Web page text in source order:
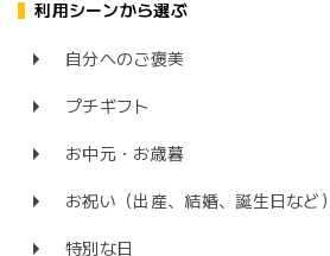
利用シーンから選ぶ
自分へのご褒美
プチギフト
お中元・お歳暮
お祝い（出産、結婚、誕生日など）
特別な日